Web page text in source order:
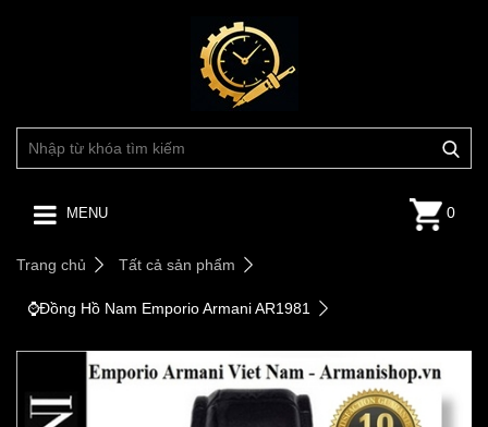
MENU 0
Trang chủ Tất cả sản phẩm
⌚️Đồng Hồ Nam Emporio Armani AR1981